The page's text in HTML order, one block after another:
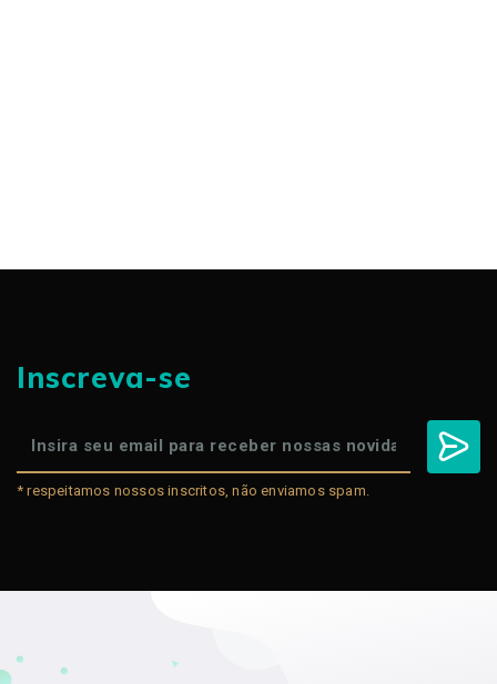
Inscreva-se
* respeitamos nossos inscritos, não enviamos spam.